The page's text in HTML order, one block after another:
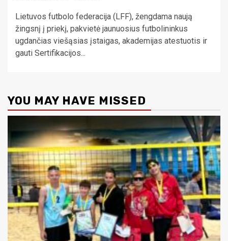
Lietuvos futbolo federacija (LFF), žengdama naują
žingsnį į priekį, pakvietė jaunuosius futbolininkus
ugdančias viešąsias įstaigas, akademijas atestuotis ir
gauti Sertifikacijos...
YOU MAY HAVE MISSED